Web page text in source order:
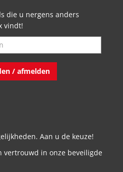
die u nergens anders
vindt!
/ afmelden
Aan u de keuze!
vertrouwd in onze beveiligde